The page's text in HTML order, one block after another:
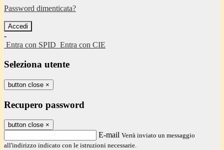
Password dimenticata?
-
Entra con SPID Entra con CIE
Seleziona utente
button close ×
Recupero password
button close ×
E-mail Verrà inviato un messaggio
all'indirizzo indicato con le istruzioni necessarie.